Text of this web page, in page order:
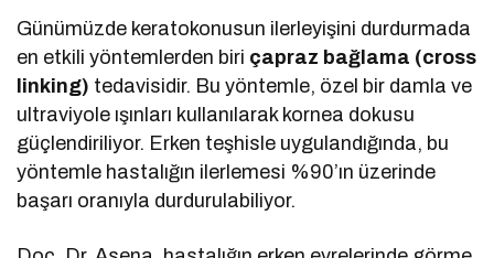
Günümüzde keratokonusun ilerleyişini durdurmada
en etkili yöntemlerden biri çapraz bağlama (cross
linking) tedavisidir. Bu yöntemle, özel bir damla ve
ultraviyole ışınları kullanılarak kornea dokusu
güçlendiriliyor. Erken teşhisle uygulandığında, bu
yöntemle hastalığın ilerlemesi %90’ın üzerinde
başarı oranıyla durdurulabiliyor.